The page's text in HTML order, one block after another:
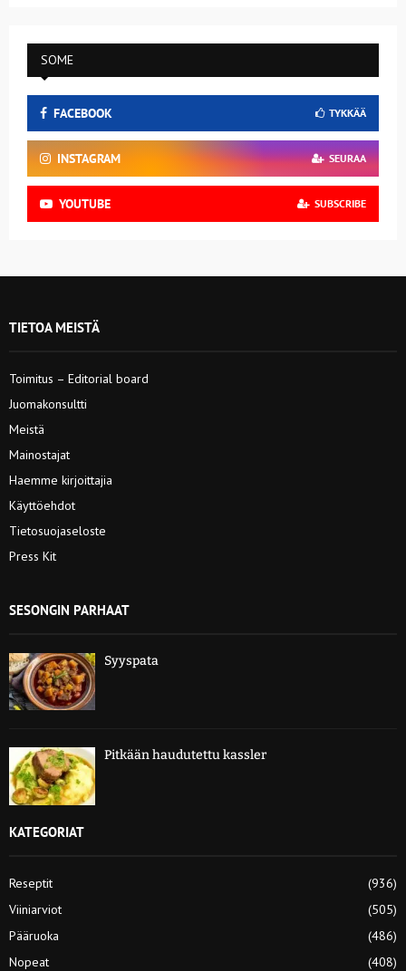
SOME
FACEBOOK TYKKÄÄ
INSTAGRAM SEURAA
YOUTUBE SUBSCRIBE
TIETOA MEISTÄ
Toimitus – Editorial board
Juomakonsultti
Meistä
Mainostajat
Haemme kirjoittajia
Käyttöehdot
Tietosuojaseloste
Press Kit
SESONGIN PARHAAT
Syyspata
Pitkään haudutettu kassler
KATEGORIAT
Reseptit
(936)
Viiniarviot
(505)
Pääruoka
(486)
Nopeat
(408)